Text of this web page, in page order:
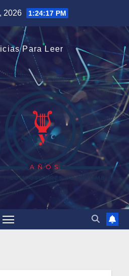
2026 1:24:18 PM
Para Leer